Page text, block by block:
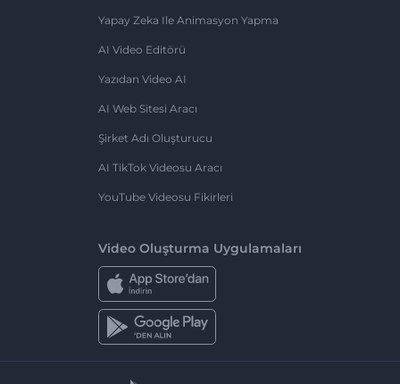
Yapay Zeka Ile Animasyon Yapma
AI Video Editörü
Yazıdan Video AI
AI Web Sitesi Aracı
Şirket Adı Oluşturucu
AI TikTok Videosu Aracı
YouTube Videosu Fikirleri
Video Oluşturma Uygulamaları